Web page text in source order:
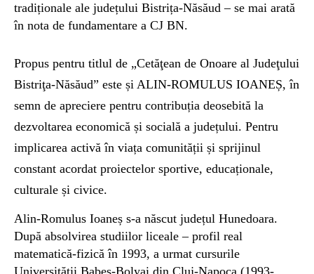
tradiționale ale județului Bistrița-Năsăud – se mai arată
în nota de fundamentare a CJ BN.
Propus pentru titlul de „Cetăţean de Onoare al Judeţului
Bistriţa-Năsăud” este și ALIN-ROMULUS IOANEȘ, în
semn de apreciere pentru contribuția deosebită la
dezvoltarea economică și socială a județului. Pentru
implicarea activă în viața comunității și sprijinul
constant acordat proiectelor sportive, educaționale,
culturale și civice.
Alin-Romulus Ioaneș s-a născut județul Hunedoara.
După absolvirea studiilor liceale – profil real
matematică-fizică în 1993, a urmat cursurile